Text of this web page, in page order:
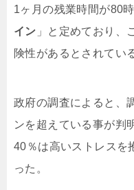
1ヶ月の残業時間が80
イン 」と定めており、
険性があるとされてい
政府の調査によると、
ンを超えている事が判
40％は高いストレスを
った。